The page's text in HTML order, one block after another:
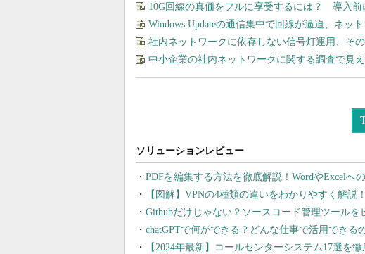
10G回線の真価をフルに享受するには？ 導入前
Windows Updateの通信集中で回線が逼迫、ネッ
社内ネットワークに依存しない信号灯運用、そ
中小企業の社内ネットワークに関する調査で見
PDFを編集する方法を徹底解説！WordやExcelへ
【図解】VPNの4種類の違いをわかりやすく解説
Githubだけじゃない？ソースコード管理ツールを
chatGPTで何ができる？どんな仕事で活用できる
【2024年最新】コールセンターシステム17選を